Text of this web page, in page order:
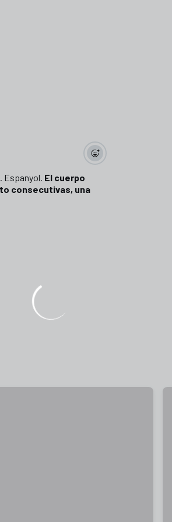
Espanyol. El cuerpo
consecutivas, una